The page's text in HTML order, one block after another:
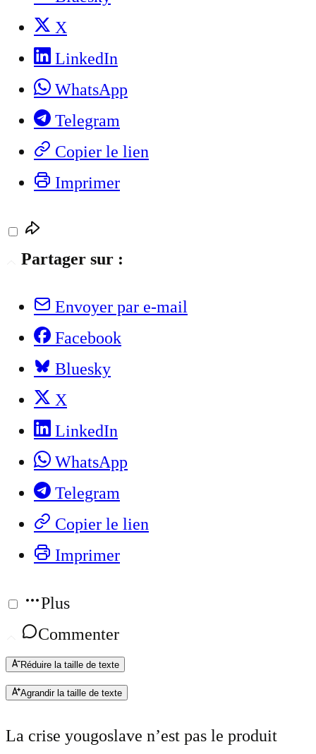
X
LinkedIn
WhatsApp
Telegram
Copier le lien
Imprimer
Partager sur :
Envoyer par e-mail
Facebook
Bluesky
X
LinkedIn
WhatsApp
Telegram
Copier le lien
Imprimer
Plus
Commenter
Réduire la taille de texte
Agrandir la taille de texte
La crise yougoslave n’est pas le produit